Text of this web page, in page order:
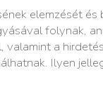
elemzését és
folynak,
valamint a
Ilyen